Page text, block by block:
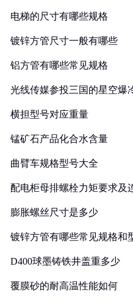
电梯的尺寸有哪些规格
镀锌方管尺寸一般有哪些
铝方管有哪些常见规格
光线传媒参投三国的星空爆
横担型号对应重量
锰矿石产品化合水含量
曲臂车规格型号大全
配电柜母排螺栓力矩要求及
膨胀螺丝尺寸是多少
镀锌方管有哪些常见规格和
D400球墨铸铁井盖重多少
覆膜砂的耐高温性能如何